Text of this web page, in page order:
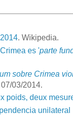
. Wikipedia.
es 'parte
sobre Crimea
03/2014.
poids, deux